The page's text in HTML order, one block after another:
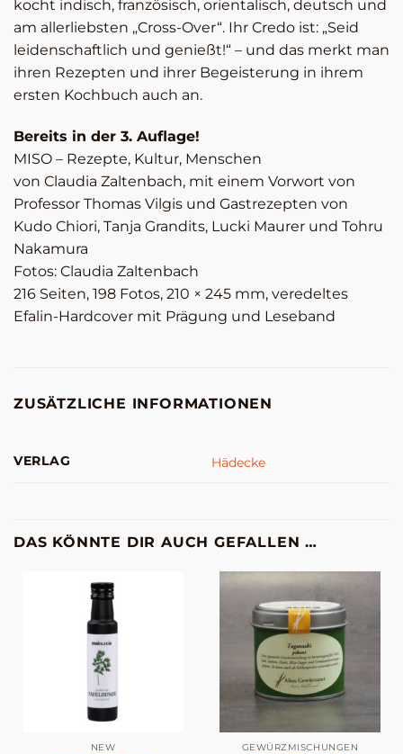
kocht indisch, französisch, orientalisch, deutsch und
am allerliebsten „Cross-Over“. Ihr Credo ist: „Seid
leidenschaftlich und genießt!“ – und das merkt man
ihren Rezepten und ihrer Begeisterung in ihrem
ersten Kochbuch auch an.
Bereits in der 3. Auflage!
MISO – Rezepte, Kultur, Menschen
von Claudia Zaltenbach, mit einem Vorwort von
Professor Thomas Vilgis und Gastrezepten von
Kudo Chiori, Tanja Grandits, Lucki Maurer und Tohru
Nakamura
Fotos: Claudia Zaltenbach
216 Seiten, 198 Fotos, 210 × 245 mm, veredeltes
Efalin-Hardcover mit Prägung und Leseband
ZUSÄTZLICHE INFORMATIONEN
VERLAG Hädecke
DAS KÖNNTE DIR AUCH GEFALLEN …
NEW GEWÜRZMISCHUNGEN